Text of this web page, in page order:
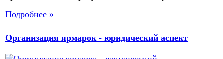
Подробнее »
Организация ярмарок - юридический аспект